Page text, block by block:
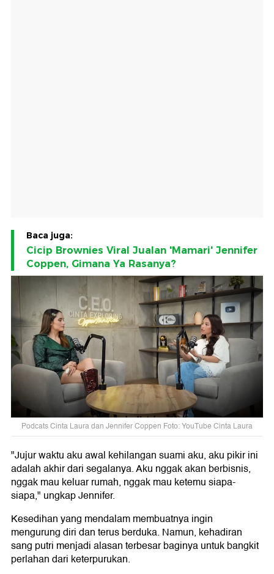
Baca juga:
Cicip Brownies Viral Jualan 'Mamari' Jennifer
Coppen, Gimana Ya Rasanya?
Podcats Cinta Laura dan Jennifer Coppen Foto: YouTube Cinta Laura
"Jujur waktu aku awal kehilangan suami aku, aku pikir ini
adalah akhir dari segalanya. Aku nggak akan berbisnis,
nggak mau keluar rumah, nggak mau ketemu siapa-
siapa," ungkap Jennifer.
Kesedihan yang mendalam membuatnya ingin
mengurung diri dan terus berduka. Namun, kehadiran
sang putri menjadi alasan terbesar baginya untuk bangkit
perlahan dari keterpurukan.